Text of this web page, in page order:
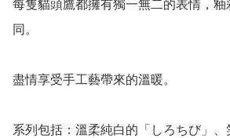
每隻貓頭鷹都擁有獨一無二的表情，
同。
盡情享受手工藝帶來的溫暖。
系列包括：溫柔純白的「しろちび」